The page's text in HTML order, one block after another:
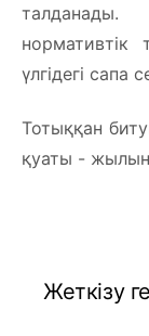
нормативтік
үлгідегі сапа
Тотыққан
қуаты -
Жеткізу